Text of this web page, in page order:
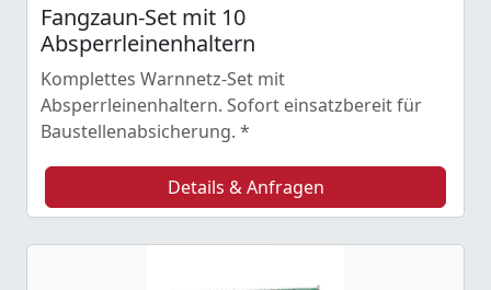
Fangzaun-Set mit 10
Absperrleinenhaltern
Komplettes Warnnetz-Set mit
Absperrleinenhaltern. Sofort einsatzbereit für
Baustellenabsicherung. *
Details & Anfragen